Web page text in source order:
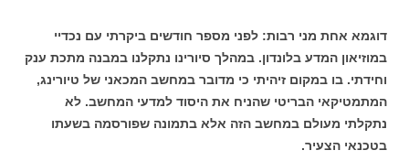
דוגמא אחת מני רבות: לפני מספר חודשים ביקרתי עם נכדיי
במוזיאון המדע בלונדון. במהלך סיורינו נתקלנו במבנה מתכת ענק
וחידתי. בו במקום זיהיתי כי מדובר במחשב המכאני של טיורינג,
המתמטיקאי הבריטי שהניח את היסוד למדעי המחשב. לא
נתקלתי מעולם במחשב הזה אלא בתמונה שפורסמה בשעתו
בטכנאי הצעיר.